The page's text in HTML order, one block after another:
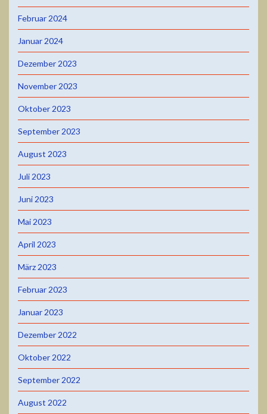
Februar 2024
Januar 2024
Dezember 2023
November 2023
Oktober 2023
September 2023
August 2023
Juli 2023
Juni 2023
Mai 2023
April 2023
März 2023
Februar 2023
Januar 2023
Dezember 2022
Oktober 2022
September 2022
August 2022